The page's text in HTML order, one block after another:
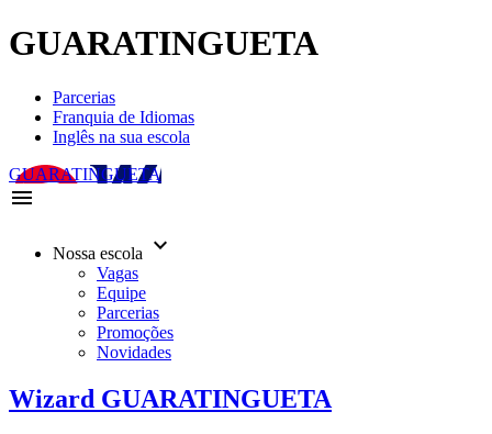
GUARATINGUETA
Parcerias
Franquia de Idiomas
Inglês na sua escola
GUARATINGUETA
menu
Nossa escola keyboard_arrow_down
Vagas
Equipe
Parcerias
Promoções
Novidades
Wizard GUARATINGUETA